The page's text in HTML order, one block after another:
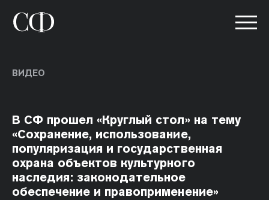
ВИДЕО
В СФ прошел «Круглый стол» на тему
«Сохранение, использование,
популяризация и государственная
охрана объектов культурного
наследия: законодательное
обеспечение и правоприменение»